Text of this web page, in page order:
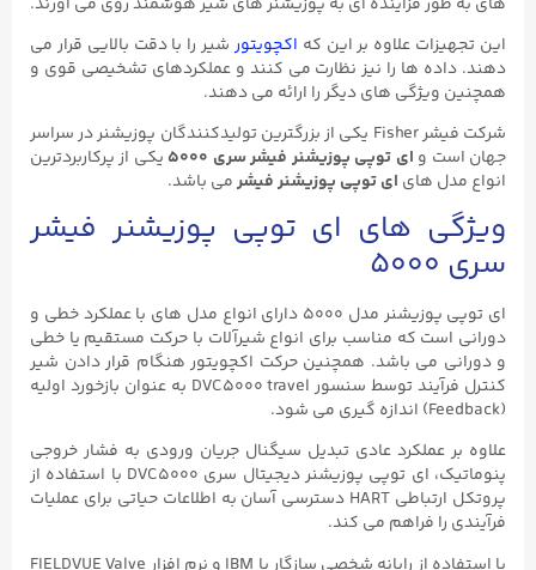
این تجهیزات علاوه بر این که اکچویتورشیر را با دقت بالایی قرار می‌
دهند. داده‌ ها را نیز نظارت می‌ کنند و عملکردهای تشخیصی قوی و
همچنین ویژگی‌ های دیگر را ارائه می‌ دهند.
شرکت فیشر Fisher یکی از بزرگترین تولیدکنندگان پوزیشنر در سراسر
جهان است و ای توپی پوزیشنر فیشر سری ۵۰۰۰
یکی از پرکاربردترین
انواع مدل های ای توپی پوزیشنر فیشرمی باشد.
ویژگی های ای توپی پوزیشنر فیشر
سری ۵۰۰۰
ای توپی پوزیشنر مدل ۵۰۰۰ دارای انواع مدل های با عملکرد خطی و
دورانی است که مناسب برای انواع شیرآلات با حرکت مستقیم یا خطی
و دورانی می باشد. همچنین حرکت اکچویتور هنگام قرار دادن شیر
کنترل فرآیند توسط سنسور DVC5000 travel به عنوان بازخورد اولیه
(Feedback) اندازه گیری می شود.
علاوه بر عملکرد عادی تبدیل سیگنال جریان ورودی به فشار خروجی
پنوماتیک، ای توپی پوزیشنر دیجیتال سری DVC5000 با استفاده از
پروتکل ارتباطی HART دسترسی آسان به اطلاعات حیاتی برای عملیات
فرآیندی را فراهم می کند.
با استفاده از رایانه شخصی سازگار با IBM و نرم افزار FIELDVUE Valve